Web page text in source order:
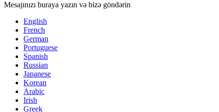
Mesajınızı buraya yazın və bizə göndərin
English
French
German
Portuguese
Spanish
Russian
Japanese
Korean
Arabic
Irish
Greek